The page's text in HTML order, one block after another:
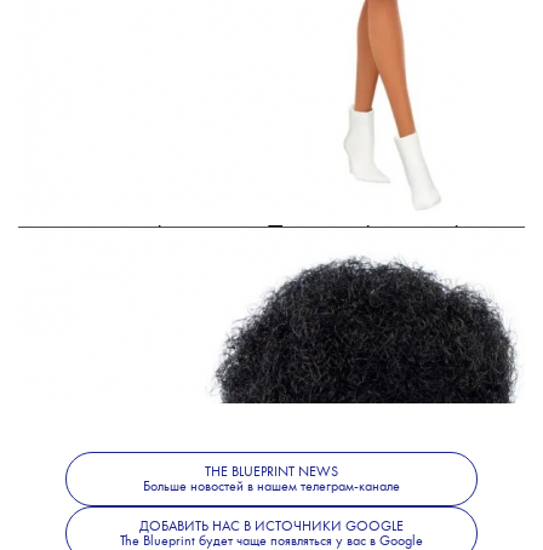
Американский производитель игрушек
Mattel запустил новую линейку кукол,
которая призвана отобразить
разнообразную красоту. В нее вошли Барби
с витилиго, протезами, в инвалидных
демонстрирует инклюзивность, чтобы дети
с особенностями внешности могли увидеть
свое отражение в куклах.
Инклюзивная линейка — не первое
бодипозитивные куклы. О том, как еще
менялась самая знаменитая игрушка,
мы писалитут.
THE BLUEPRINT NEWS
Больше новостей в нашем телеграм-канале
ДОБАВИТЬ НАС В ИСТОЧНИКИ GOOGLE
The Blueprint будет чаще появляться у вас в Google